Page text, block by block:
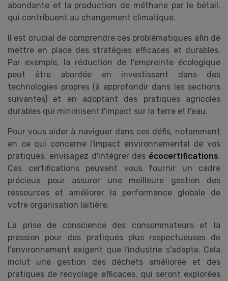
abondante et la production de méthane par le bétail,
qui contribuent au changement climatique.
Il est crucial de comprendre ces problématiques afin de
mettre en place des stratégies efficaces et durables.
Par exemple, la réduction de l'empreinte écologique
peut être abordée en investissant dans des
technologies propres (à approfondir dans les sections
suivantes) et en adoptant des pratiques agricoles
durables qui minimisent l'impact sur la terre et l'eau.
Pour vous aider à naviguer dans ces défis, notamment
en ce qui concerne l'impact environnemental de vos
pratiques, envisagez d'intégrer des écocertifications.
Ces certifications peuvent vous fournir un cadre
précieux pour assurer une meilleure gestion des
ressources et améliorer la performance globale de
votre organisation laitière.
La prise de conscience des consommateurs et la
pression pour des pratiques plus respectueuses de
l'environnement exigent que l'industrie s'adapte. Cela
inclut une gestion des déchets améliorée et des
pratiques de recyclage efficaces, qui seront explorées